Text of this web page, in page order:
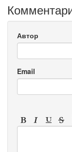
Автор
Email